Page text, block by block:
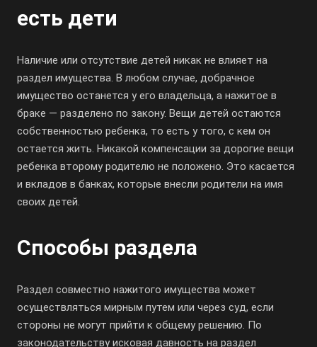
есть дети
Наличие или отсутствие детей никак не влияет на
раздел имущества. В любом случае, добрачное
имущество останется у его владельца, а нажитое в
браке — разделено по закону. Вещи детей остаются
собственностью ребенка, то есть у того, с кем он
остается жить. Никакой компенсации за дорогие вещи
ребенка второму родителю не положено. Это касается
и вкладов в банках, которые внесли родители на имя
своих детей.
Способы раздела
Раздел совместно нажитого имущества может
осуществляться мирным путем или через суд, если
стороны не могут прийти к общему решению. По
законодательству исковая давность на раздел